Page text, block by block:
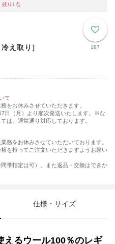
残り1点
187
え取り］
て
をお休みさせていただきます。
日（月）より順次発送いたします。※な
は、通常通り対応しております。
務をお休みさせていただいております。
を持ってご注文いただきますようお願い
帯指定は可）、また返品・交換はできか
仕様・サイズ
えるウール100％のレギ